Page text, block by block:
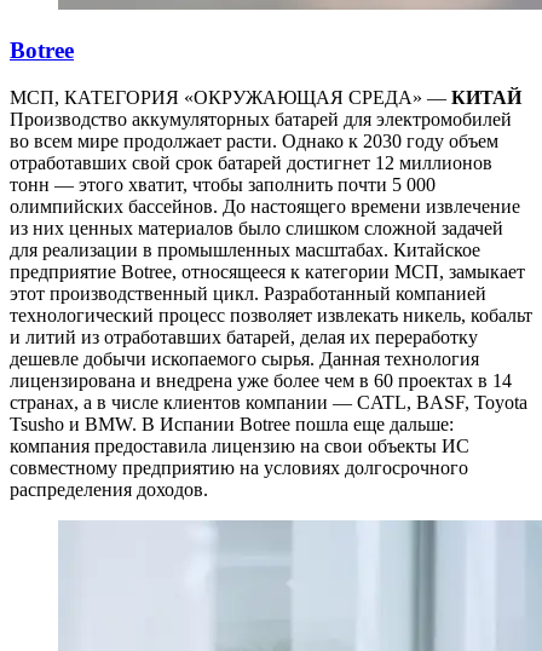
Botree
МСП, КАТЕГОРИЯ «ОКРУЖАЮЩАЯ СРЕДА» — КИТАЙ
Производство аккумуляторных батарей для электромобилей
во всем мире продолжает расти. Однако к 2030 году объем
отработавших свой срок батарей достигнет 12 миллионов
тонн — этого хватит, чтобы заполнить почти 5 000
олимпийских бассейнов. До настоящего времени извлечение
из них ценных материалов было слишком сложной задачей
для реализации в промышленных масштабах. Китайское
предприятие Botree, относящееся к категории МСП, замыкает
этот производственный цикл. Разработанный компанией
технологический процесс позволяет извлекать никель, кобальт
и литий из отработавших батарей, делая их переработку
дешевле добычи ископаемого сырья. Данная технология
лицензирована и внедрена уже более чем в 60 проектах в 14
странах, а в числе клиентов компании — CATL, BASF, Toyota
Tsusho и BMW. В Испании Botree пошла еще дальше:
компания предоставила лицензию на свои объекты ИС
совместному предприятию на условиях долгосрочного
распределения доходов.